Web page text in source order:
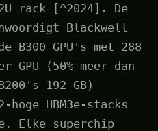
rack [^2024]. De
Blackwell
B300 GPU's met 288
GPU (50% meer dan
192 GB)
HBM3e-stacks
Elke superchip